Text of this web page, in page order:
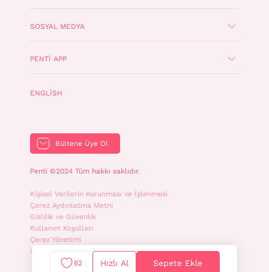
62 Hızlı Al Sepete Ekle
SOSYAL MEDYA
PENTI APP
ENGLISH
Bültene Üye Ol
Penti ©2024 Tüm hakkı saklıdır.
Kişisel Verilerin Korunması ve İşlenmesi
Çerez Aydınlatma Metni
Gizlilik ve Güvenlik
Kullanım Koşulları
Çerez Yönetimi
WhatsApp İletişim Aydınlatma Metni